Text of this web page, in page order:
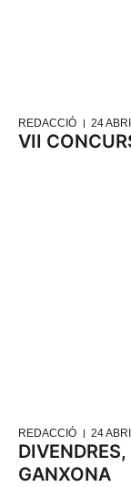
REDACCIÓ 24
VII
REDACCIÓ 24
DIVENDRES,
GANXONA